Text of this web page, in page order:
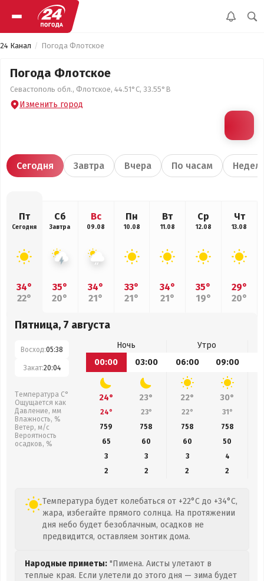
24 Канал Погода Флотское
Погода Флотское
Севастополь обл., Флотское, 44.51°С, 33.55°В
Изменить город
Сегодня Завтра Вчера По часам
Пт
Сегодня
34°
22°
Сб
Завтра
35°
20°
Вс
09.08
34°
21°
Пн
10.08
33°
21°
Вт
11.08
34°
21°
Ср
12.08
35°
19°
Чт
13.08
29°
20°
Пятница, 7 августа
Восход:05:38
Закат:20:04
Температура С°
Ощущается как
Давление, мм
Влажность, %
Ветер, м/с
Вероятность
осадков, %
Ночь
Утро
00:00
03:00 06:00 09:00
24° 23° 22° 30°
24° 23° 22° 31°
759
758 758 758
65
60 60 50
3
3 3
4
2
2 2 2
Температура будет колебаться от +22°C до +34°C,
жара, избегайте прямого солнца. На протяжении
дня небо будет безоблачным, осадков не
предвидится, оставляем зонтик дома.
Народные приметы: "Пимена. Аисты улетают в
теплые края. Если улетели до этого дня — зима будет